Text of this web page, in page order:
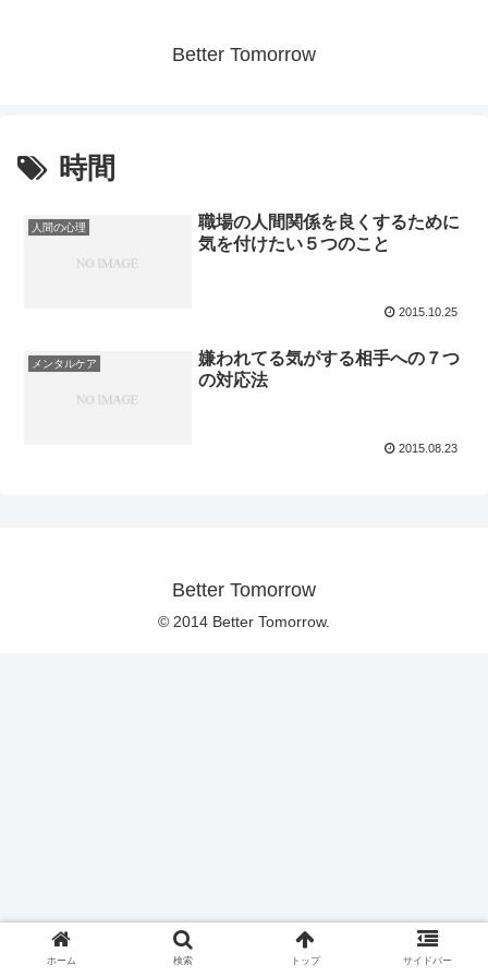
Better Tomorrow
時間
人間の心理
職場の人間関係を良くするために
気を付けたい５つのこと
2015.10.25
メンタルケア
嫌われてる気がする相手への７つ
の対応法
2015.08.23
Better Tomorrow
© 2014 Better Tomorrow.
ホーム 検索 トップ サイドバー